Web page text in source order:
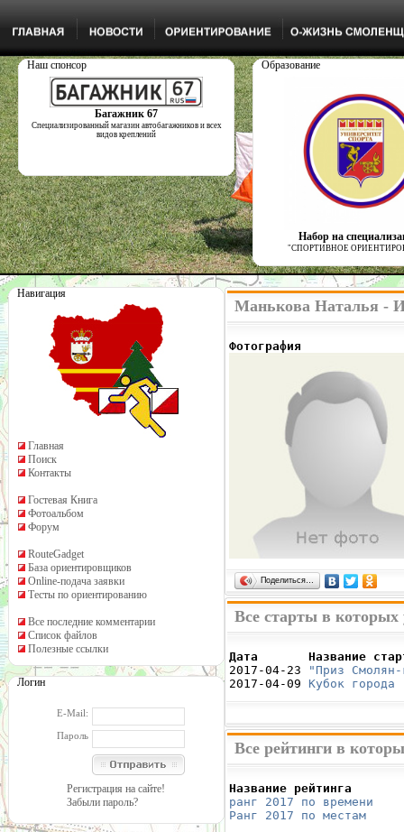
Наш спонсор
Багажник 67
Специализированный магазин автобагажников и всех
видов креплений
Образование
Набор на
"СПОРТИВНОЕ
Навигация
Главная
Поиск
Контакты
Гостевая Книга
Фотоальбом
Форум
RouteGadget
База ориентировщиков
Online-подача заявки
Тесты по ориентированию
Все последние комментарии
Список файлов
Полезные ссылки
Логин
E-Mail:
Пароль
Регистрация на сайте!
Забыли пароль?
Манькова Наталья -
Фотография
Поделиться…
Все старты в
Дата       Название
2017-04-23
"Приз
2017-04-09 Кубок
Все рейтинги в
Название рейтинга
ранг 2017 по времени
Ранг 2017 по местам